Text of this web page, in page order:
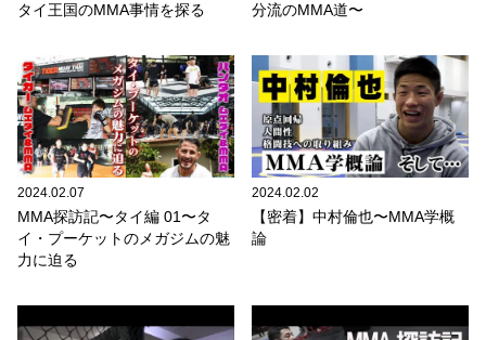
タイ王国のMMA事情を探る
分流のMMA道〜
2024.02.07
MMA探訪記〜タイ編 01〜タ
イ・プーケットのメガジムの魅
力に迫る
2024.02.02
【密着】中村倫也〜MMA学概
論